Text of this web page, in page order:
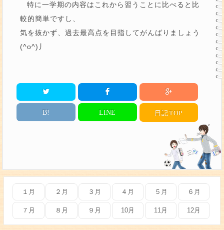
特に一学期の内容はこれから習うことに比べると比
較的簡単ですし、
気を抜かず、過去最高点を目指してがんばりましょう
(^o^)丿
B! LINE 日記TOP
１月 ２月 ３月 ４月 ５月 ６月
７月 ８月 ９月 10月 11月 12月